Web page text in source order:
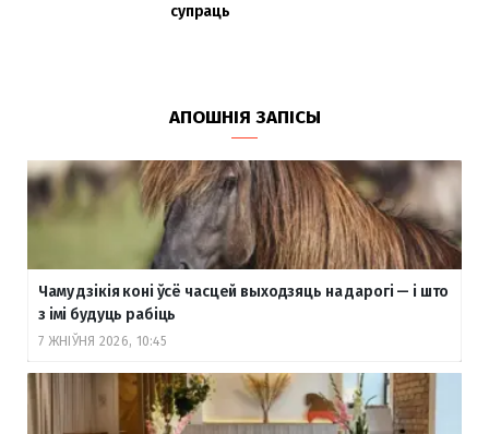
супраць
АПОШНІЯ ЗАПІСЫ
Чаму дзікія коні ўсё часцей выходзяць на дарогі — і што
з імі будуць рабіць
7 ЖНІЎНЯ 2026, 10:45